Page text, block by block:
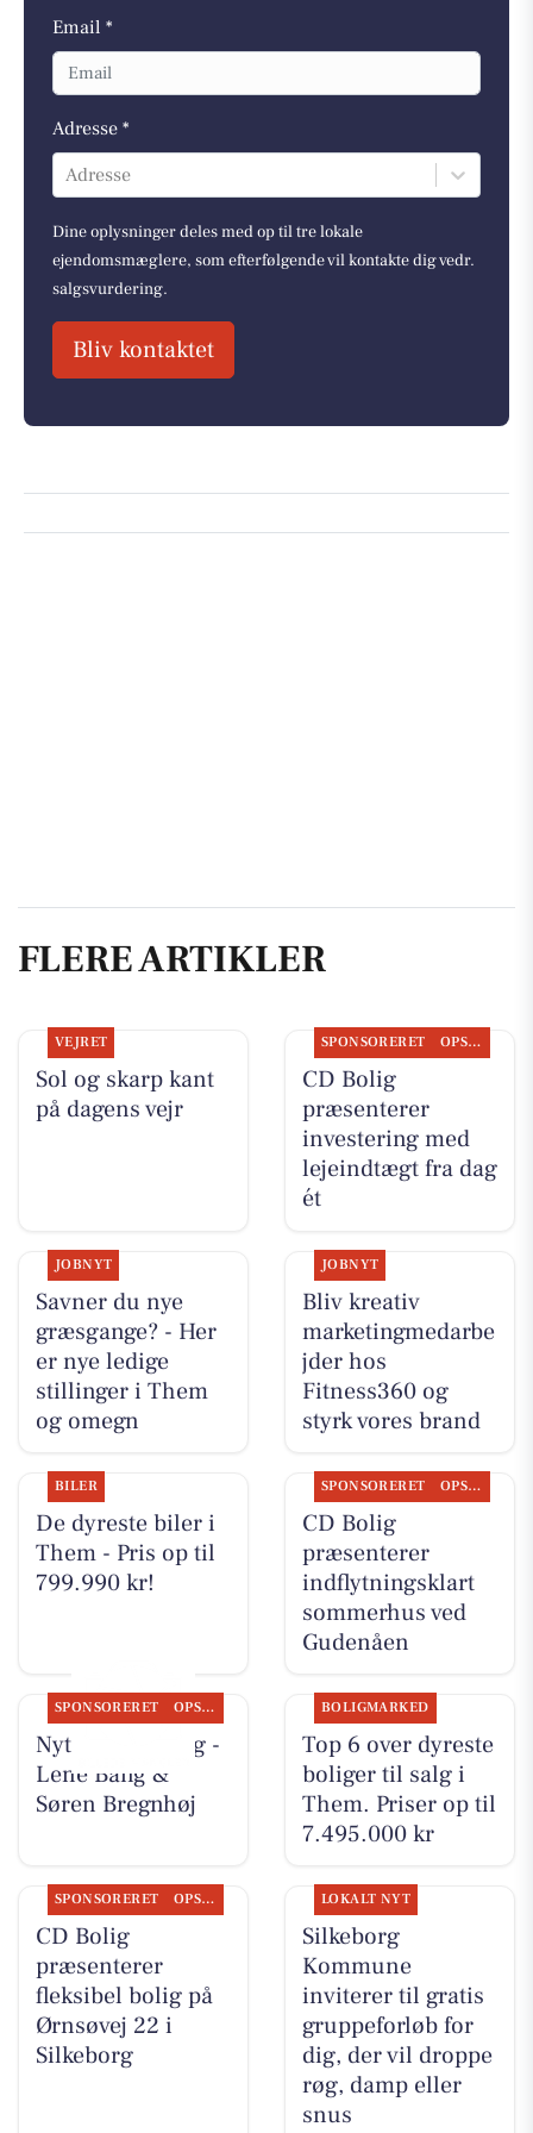
Email *
Adresse *
Adresse
Dine oplysninger deles med op til tre lokale
ejendomsmæglere, som efterfølgende vil kontakte dig vedr.
salgsvurdering.
Bliv kontaktet
FLERE ARTIKLER
VEJRET
Sol og skarp kant
på dagens vejr
SPONSORERET OPSLAGSTAVLEN
CD Bolig
præsenterer
investering med
lejeindtægt fra dag
ét
JOBNYT
Savner du nye
græsgange? - Her
er nye ledige
stillinger i Them
og omegn
JOBNYT
Bliv kreativ
marketingmedarbe
jder hos
Fitness360 og
styrk vores brand
BILER
De dyreste biler i
Them - Pris op til
799.990 kr!
SPONSORERET OPSLAGSTAVLEN
CD Bolig
præsenterer
indflytningsklart
sommerhus ved
Gudenåen
SPONSORERET OPSLAGSTAVLEN
Nyt fra CD Bolig -
Lene Bang &
Søren Bregnhøj
BOLIGMARKED
Top 6 over dyreste
boliger til salg i
Them. Priser op til
7.495.000 kr
SPONSORERET OPSLAGSTAVLEN
CD Bolig
præsenterer
fleksibel bolig på
Ørnsøvej 22 i
Silkeborg
LOKALT NYT
Silkeborg
Kommune
inviterer til gratis
gruppeforløb for
dig, der vil droppe
røg, damp eller
snus